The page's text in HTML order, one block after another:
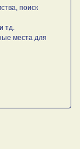
поиск
тд.
места для